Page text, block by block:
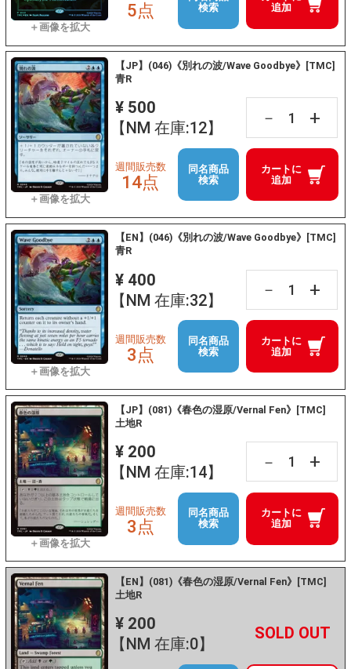
追加
5点
検索
【JP】(046)《別れの波/Wave Goodbye》[TMC]
青R
¥ 500
【NM 在庫:12】
－ +
カートに
追加
週間販売数
14点
同名商品
検索
【EN】(046)《別れの波/Wave Goodbye》[TMC]
青R
¥ 400
【NM 在庫:32】
－ +
カートに
追加
週間販売数
3点
同名商品
検索
【JP】(081)《春色の湿原/Vernal Fen》[TMC]
土地R
¥ 200
【NM 在庫:14】
－ +
カートに
追加
週間販売数
3点
同名商品
検索
【EN】(081)《春色の湿原/Vernal Fen》[TMC]
土地R
¥ 200
【NM 在庫:0】
－ +